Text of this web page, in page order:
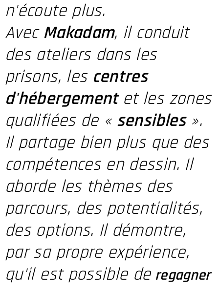
n'écoute plus.
Avec Makadam, il conduit
des ateliers dans les
prisons, les centres
d'hébergement et les zones
qualifiées de « sensibles».
Il partage bien plus que des
compétences en dessin. Il
aborde les thèmes des
parcours, des potentialités,
des options. Il démontre,
par sa propre expérience,
qu'il est possible de regagner